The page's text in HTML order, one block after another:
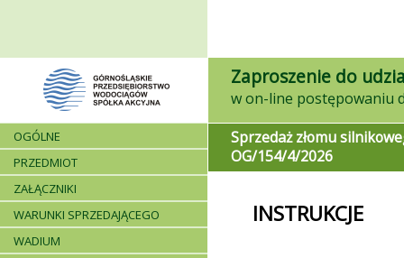
Zaproszenie do
OGÓLNE
PRZEDMIOT
ZAŁĄCZNIKI
WARUNKI SPRZEDAJĄCEGO
WADIUM
Sprzedaż złomu
OG/154/4/2026
INSTRUKCJE